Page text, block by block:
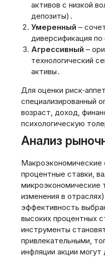
активов с низкой
депозиты)․
Умеренный –
диверсификация по
Агрессивный –
технологический
активы․
Для оценки
специализированный
возраст, доход,
психологическую
Анализ
Макроэкономические
процентные ставки,
микроэкономические
изменения в
эффективность
высоких процентных
инструменты
привлекательными,
инфляции акции